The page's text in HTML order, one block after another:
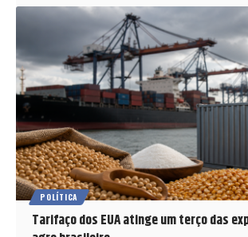
POLÍTICA
Tarifaço dos EUA atinge um terço das